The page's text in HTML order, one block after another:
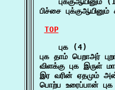
பிச்சை
TOP
    புக (4)
புக தாம் பெறாஅர்
விளக்கு புக இருள்
இர வரின் ஏதமும்
பொற்ப உரைப்பான்